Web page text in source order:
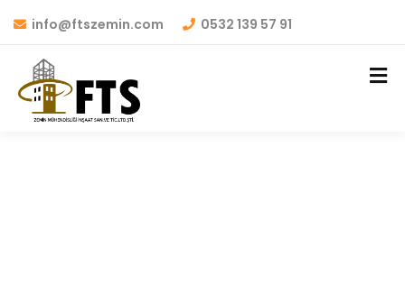
info@ftszemin.com 0532 139 57 91